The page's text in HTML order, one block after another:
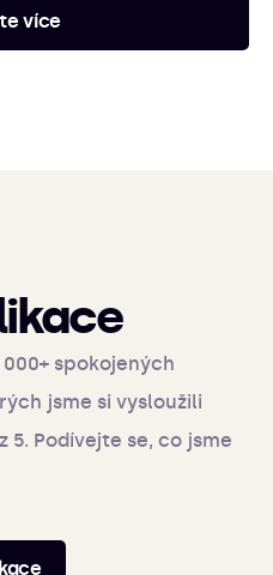
více
spokojených
jsme si vysloužili
5. Podívejte se, co jsme